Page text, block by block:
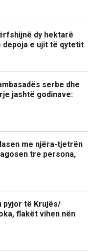
dy hektarë
depoja e ujit të qytetit
serbe dhe
jashtë godinave:
me njëra-tjetrën
tre persona,
pyjor të Krujës/
flakët vihen nën